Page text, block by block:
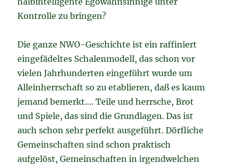
Kontrolle zu bringen?
Die ganze NWO-Geschichte ist ein raffiniert
eingefädeltes Schalenmodell, das schon vor
vielen Jahrhunderten eingeführt wurde um
Alleinherrschaft so zu etablieren, daß es kaum
jemand bemerkt….Teile und herrsche, Brot
und Spiele, das sind die Grundlagen. Das ist
auch schon sehr perfekt ausgeführt. Dörfliche
Gemeinschaften sind schon praktisch
aufgelöst, Gemeinschaften in irgendwelchen